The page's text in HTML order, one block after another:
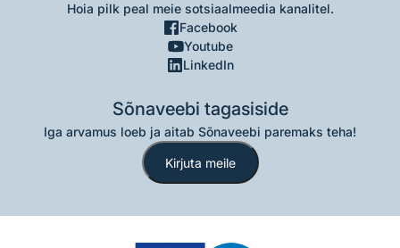
Hoia pilk peal meie sotsiaalmeedia kanalitel.
Facebook
Youtube
LinkedIn
Sõnaveebi tagasiside
Iga arvamus loeb ja aitab Sõnaveebi paremaks teha!
Kirjuta meile